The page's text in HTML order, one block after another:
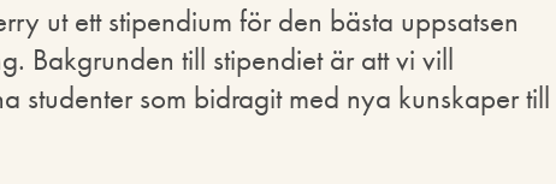
ut ett stipendium för den bästa uppsatsen
Bakgrunden till stipendiet är att vi vill
studenter som bidragit med nya kunskaper till